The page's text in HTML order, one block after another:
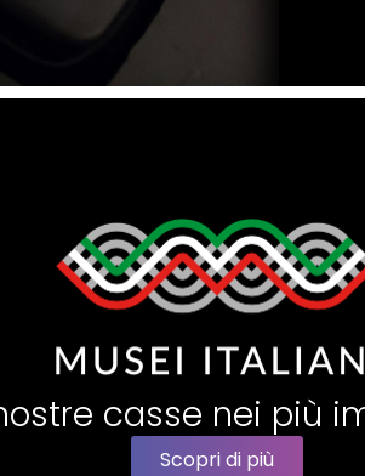
casse nei più
Scopri di più